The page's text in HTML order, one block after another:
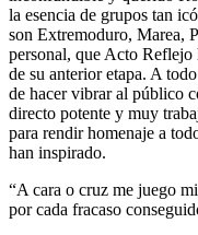
la esencia de grupos tan
son Extremoduro, Marea,
personal, que Acto
de su anterior etapa. A
de hacer vibrar al público
directo potente y muy
para rendir homenaje a
han inspirado.
“A cara o cruz me juego
por cada fracaso